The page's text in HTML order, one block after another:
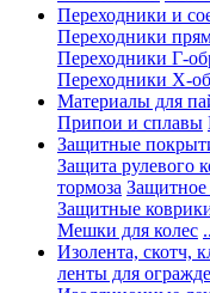
Переходники и
Переходники
Переходники Г-
Переходники Х-
Материалы для
Припои и сплавы
Защитные
Защита рулевого
тормоза Защитное
Защитные
Мешки для колес
Изолента, скотч,
ленты для